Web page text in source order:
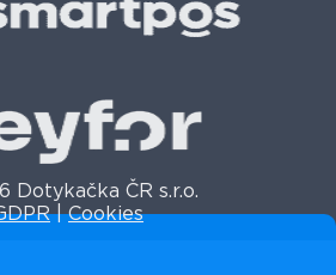
Dotykačka ČR s.r.o.
|Cookies